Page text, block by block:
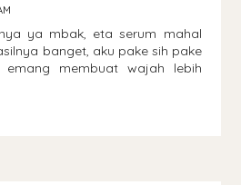
ya mbak, eta serum mahal
banget, aku pake sih pake
membuat wajah lebih